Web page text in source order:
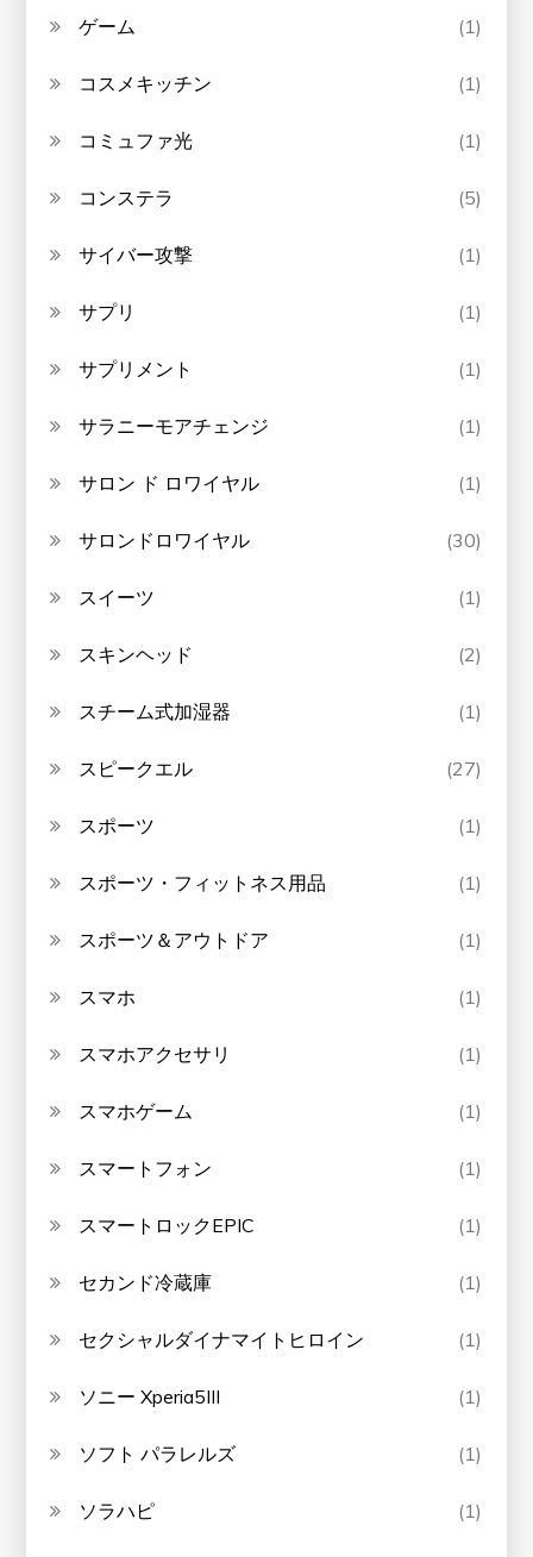
ゲーム (1)
コスメキッチン (1)
コミュファ光 (1)
コンステラ (5)
サイバー攻撃 (1)
サプリ (1)
サプリメント (1)
サラニーモアチェンジ (1)
サロン ド ロワイヤル (1)
サロンドロワイヤル (30)
スイーツ (1)
スキンヘッド (2)
スチーム式加湿器 (1)
スピークエル (27)
スポーツ (1)
スポーツ・フィットネス用品 (1)
スポーツ＆アウトドア (1)
スマホ (1)
スマホアクセサリ (1)
スマホゲーム (1)
スマートフォン (1)
スマートロックEPIC (1)
セカンド冷蔵庫 (1)
セクシャルダイナマイトヒロイン (1)
ソニー Xperia5III (1)
ソフト パラレルズ (1)
ソラハピ (1)